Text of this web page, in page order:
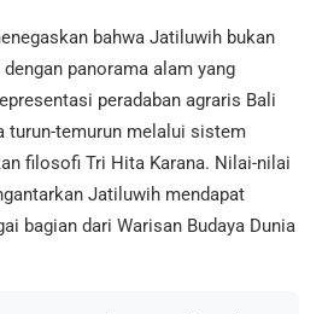
bahwa Jatiluwih bukan
panorama alam yang
peradaban agraris Bali
turun-temurun melalui sistem
filosofi Tri Hita Karana. Nilai-nilai
Jatiluwih mendapat
bagian dari Warisan Budaya Dunia